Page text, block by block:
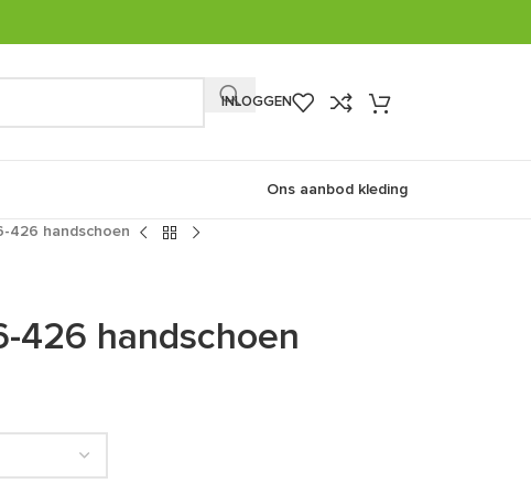
INLOGGEN
Ons aanbod kleding
426 handschoen
426 handschoen